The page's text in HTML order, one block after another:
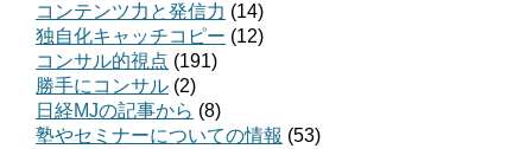
コンテンツ力と発信力 (14)
独自化キャッチコピー (12)
コンサル的視点 (191)
勝手にコンサル (2)
日経MJの記事から (8)
塾やセミナーについての情報 (53)